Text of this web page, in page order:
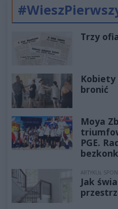
Trzy
Kobiety
bronić
Moya
PGE.
ARTYKUŁ
Jak